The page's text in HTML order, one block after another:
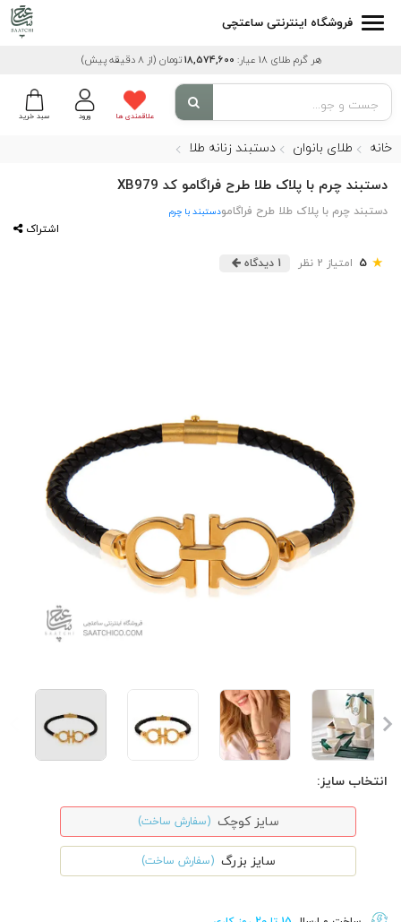
فروشگاه اینترنتی ساعتچی
هر گرم طلای 18 عیار: 18,574,600 تومان (از 8 دقیقه پیش)
سبد خرید ورود علاقمندی ها
خانه طلای بانوان دستبند زنانه طلا
دستبند چرم با پلاک طلا طرح فراگامو کد XB979
دستبند چرم با پلاک طلا طرح فراگامودستبند با چرم
اشتراک
★
5 امتیاز 2 نظر 1 دیدگاه
انتخاب سایز:
سایز کوچک (سفارش ساخت)
سایز بزرگ (سفارش ساخت)